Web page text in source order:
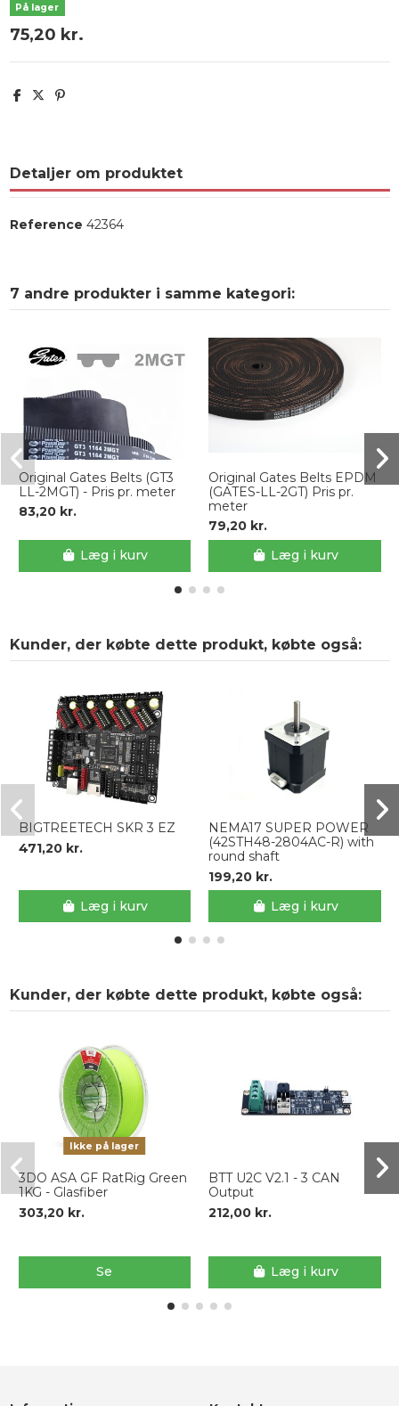
På lager
75,20 kr.
Detaljer om produktet
Reference 42364
7 andre produkter i samme kategori:
Original Gates Belts (GT3
LL-2MGT) - Pris pr. meter
83,20 kr.
Læg i kurv
Original Gates Belts EPDM
(GATES-LL-2GT) Pris pr.
meter
79,20 kr.
Læg i kurv
Kunder, der købte dette produkt, købte også:
BIGTREETECH SKR 3 EZ
471,20 kr.
Læg i kurv
NEMA17 SUPER POWER
(42STH48-2804AC-R) with
round shaft
199,20 kr.
Læg i kurv
Kunder, der købte dette produkt, købte også:
Ikke på lager
3DO ASA GF RatRig Green
1KG - Glasfiber
303,20 kr.
Se
BTT U2C V2.1 - 3 CAN
Output
212,00 kr.
Læg i kurv